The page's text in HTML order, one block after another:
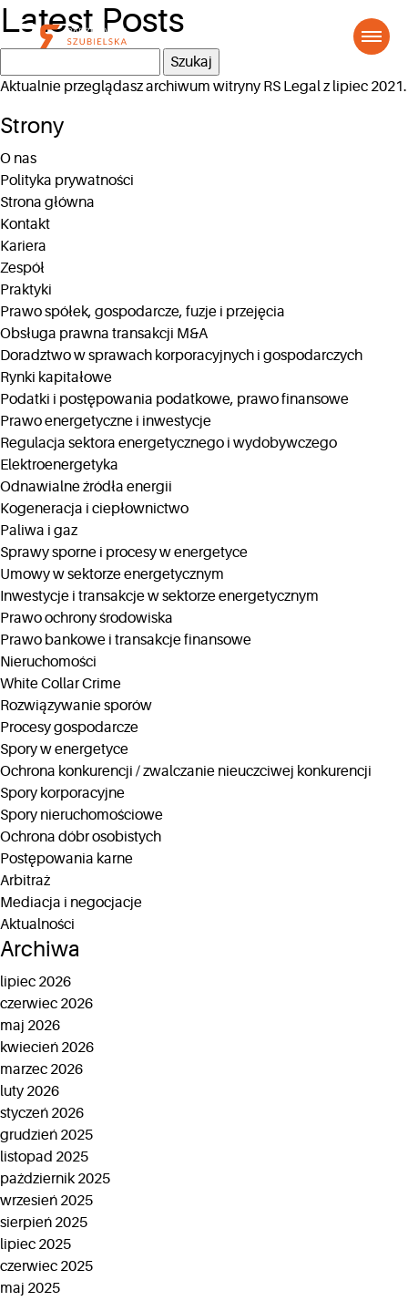
Latest Posts
Aktualnie przeglądasz archiwum witryny RS Legalz lipiec 2021.
Strony
O nas
Polityka prywatności
Strona główna
Kontakt
Kariera
Zespół
Praktyki
Prawo spółek, gospodarcze, fuzje i przejęcia
Obsługa prawna transakcji M&A
Doradztwo w sprawach korporacyjnych i gospodarczych
Rynki kapitałowe
Podatki i postępowania podatkowe, prawo finansowe
Prawo energetyczne i inwestycje
Regulacja sektora energetycznego i wydobywczego
Elektroenergetyka
Odnawialne źródła energii
Kogeneracja i ciepłownictwo
Paliwa i gaz
Sprawy sporne i procesy w energetyce
Umowy w sektorze energetycznym
Inwestycje i transakcje w sektorze energetycznym
Prawo ochrony środowiska
Prawo bankowe i transakcje finansowe
Nieruchomości
White Collar Crime
Rozwiązywanie sporów
Procesy gospodarcze
Spory w energetyce
Ochrona konkurencji / zwalczanie nieuczciwej konkurencji
Spory korporacyjne
Spory nieruchomościowe
Ochrona dóbr osobistych
Postępowania karne
Arbitraż
Mediacja i negocjacje
Aktualności
Archiwa
lipiec 2026
czerwiec 2026
maj 2026
kwiecień 2026
marzec 2026
luty 2026
styczeń 2026
grudzień 2025
listopad 2025
październik 2025
wrzesień 2025
sierpień 2025
lipiec 2025
czerwiec 2025
maj 2025